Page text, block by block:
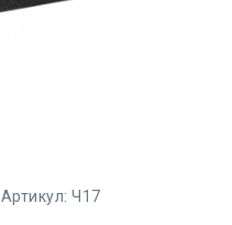
Артикул: Ч17